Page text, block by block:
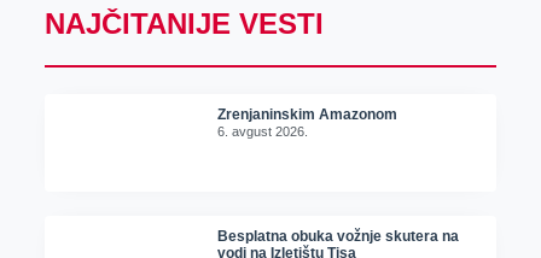
NAJČITANIJE VESTI
Zrenjaninskim Amazonom
6. avgust 2026.
Besplatna obuka vožnje skutera na
vodi na Izletištu Tisa